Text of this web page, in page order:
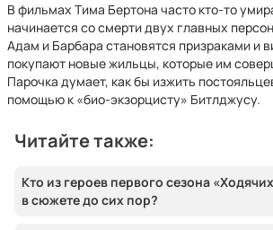
В фильмах Тима Бертона часто кто-то
начинается со смерти двух главных
Адам и Барбара становятся призраками и
покупают новые жильцы, которые им
Парочка думает, как бы изжить
помощью к «био-экзорцисту» Битлджусу.
Читайте также:
Кто из героев первого сезона
в сюжете до сих пор?